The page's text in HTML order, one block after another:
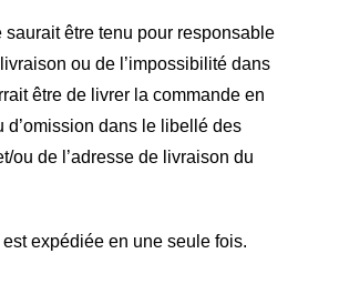
saurait être tenu pour responsable
ou de l’impossibilité dans
être de livrer la commande en
d’omission dans le libellé des
ou de l’adresse de livraison du
est expédiée en une seule fois.